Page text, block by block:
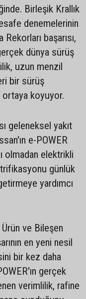
Birleşik Krallık
denemelerinin
başarısı,
dünya sürüş
uzun menzil
bir sürüş
koyuyor.
geleneksel yakıt
e-POWER
olmadan elektrikli
günlük
yardımcı
ve Bileşen
en yeni nesil
bir kez daha
gerçek
verimlilik, rafine